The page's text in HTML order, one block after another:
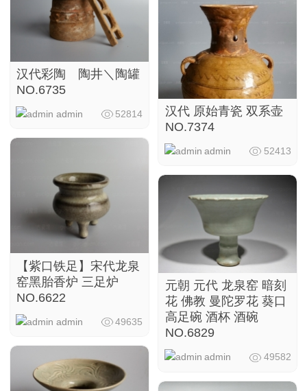
汉代彩陶 陶井＼陶罐
NO.6735
admin 52814
【紫口铁足】宋代龙泉
窑黑胎香炉 三足炉
NO.6622
admin 49635
汉代 原始青瓷 双系壶
NO.7374
admin 52413
元朝 元代 龙泉窑 暗刻
花 佛教 曼陀罗花 葵口
高足碗 酒杯 酒碗
NO.6829
admin 49582